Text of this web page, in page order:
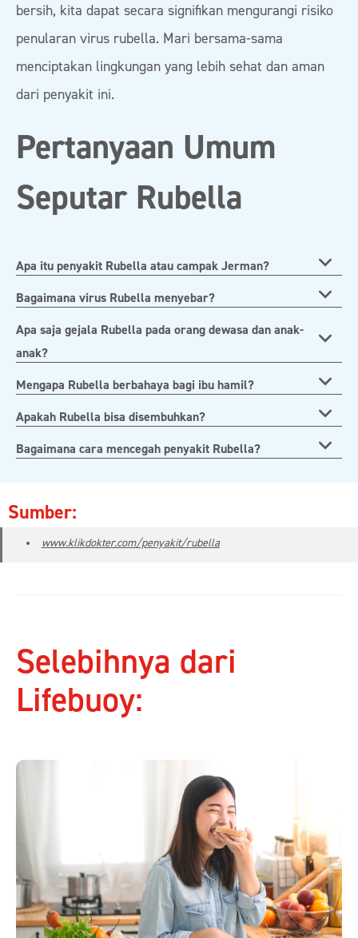
bersih, kita dapat secara signifikan mengurangi risiko
penularan virus rubella. Mari bersama-sama
menciptakan lingkungan yang lebih sehat dan aman
dari penyakit ini.
Pertanyaan Umum
Seputar Rubella
Apa itu penyakit Rubella atau campak Jerman?
Bagaimana virus Rubella menyebar?
Apa saja gejala Rubella pada orang dewasa dan anak-
anak?
Mengapa Rubella berbahaya bagi ibu hamil?
Apakah Rubella bisa disembuhkan?
Bagaimana cara mencegah penyakit Rubella?
Sumber:
www.klikdokter.com/penyakit/rubella
Selebihnya dari
Lifebuoy: